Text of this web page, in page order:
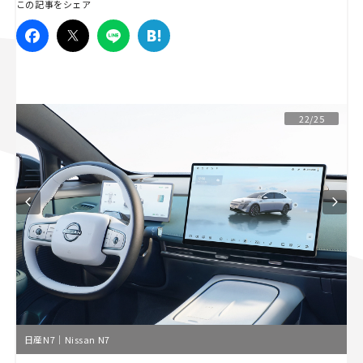
この記事をシェア
22/25
日産N7｜Nissan N7
人気のハッシュタグ
スズキ ジムニー｜Suzuki Jimny